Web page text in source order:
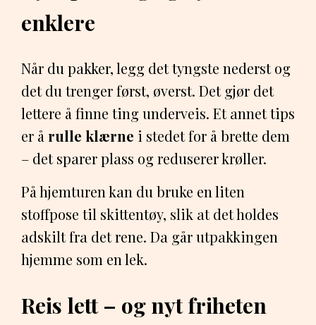
enklere
Når du pakker, legg det tyngste nederst og
det du trenger først, øverst. Det gjør det
lettere å finne ting underveis. Et annet tips
er å rulle klærne i stedet for å brette dem
– det sparer plass og reduserer krøller.
På hjemturen kan du bruke en liten
stoffpose til skittentøy, slik at det holdes
adskilt fra det rene. Da går utpakkingen
hjemme som en lek.
Reis lett – og nyt friheten